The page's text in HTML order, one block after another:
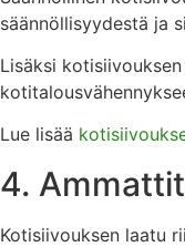
säännöllisyydestä ja
Lisäksi
Lue lisää
4.
Kotisiivouksen laatu